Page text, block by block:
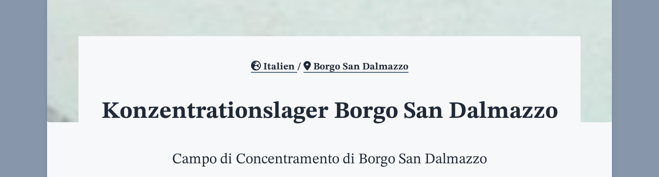
Italien / Borgo San Dalmazzo
Konzentrationslager Borgo San Dalmazzo
Campo di Concentramento di Borgo San Dalmazzo